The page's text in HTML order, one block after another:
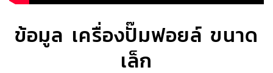
ข้อมูล เครื่องปั๊มฟอยล์ ขนาด
เล็ก